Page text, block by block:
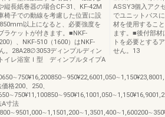
縦長紙巻器の場合CF-31、KF-42M
椅子での動線を考慮した位置に設
以上になると、必要強度を
ラケットが付きます。■NKF-
）、NKF-510（1600）はNKF-
。28A28∅3053ディンプルディン
イレ浴室Ｉ型 ディンプルタイプA
格200、250、
寸法
ASSY3個入アク
でユニットバス
材を使用するこ
ます。■後付部
トを必要とする
せん。13